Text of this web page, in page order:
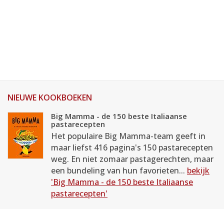
NIEUWE KOOKBOEKEN
Big Mamma - de 150 beste Italiaanse
pastarecepten
Het populaire Big Mamma-team geeft in
maar liefst 416 pagina's 150 pastarecepten
weg. En niet zomaar pastagerechten, maar
een bundeling van hun favorieten... bekijk
'Big Mamma - de 150 beste Italiaanse
pastarecepten'